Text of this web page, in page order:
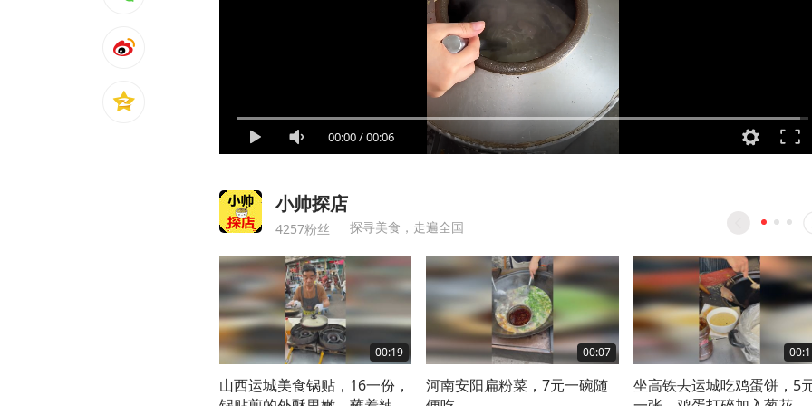
00:00/00:06
小帅探店
4257粉丝 探寻美食，走遍全国
00:19
山西运城美食锅贴，16一份，
00:07
河南安阳扁粉菜，7元一碗随
坐高铁去运城吃鸡蛋饼，5